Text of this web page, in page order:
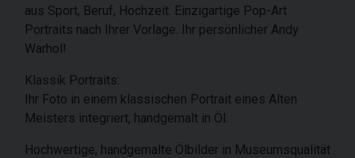
aus Sport, Beruf, Hochzeit. Einzigartige Pop-Art
Portraits nach Ihrer Vorlage. Ihr persönlicher Andy
Warhol!
Klassik Portraits:
Ihr Foto in einem klassischen Portrait eines Alten
Meisters integriert, handgemalt in Öl.
Hochwertige, handgemalte Ölbilder in Museumsqualität